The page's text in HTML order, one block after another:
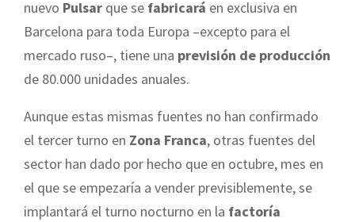
nuevo Pulsar que se fabricará en exclusiva en
Barcelona para toda Europa –excepto para el
mercado ruso–, tiene una previsión de producción
de 80.000 unidades anuales.
Aunque estas mismas fuentes no han confirmado
el tercer turno en Zona Franca, otras fuentes del
sector han dado por hecho que en octubre, mes en
el que se empezaría a vender previsiblemente, se
implantará el turno nocturno en la factoría